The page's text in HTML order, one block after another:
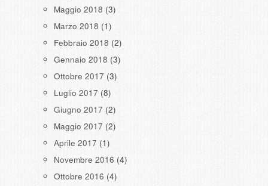
Maggio 2018 (3)
Marzo 2018 (1)
Febbraio 2018 (2)
Gennaio 2018 (3)
Ottobre 2017 (3)
Luglio 2017 (8)
Giugno 2017 (2)
Maggio 2017 (2)
Aprile 2017 (1)
Novembre 2016 (4)
Ottobre 2016 (4)